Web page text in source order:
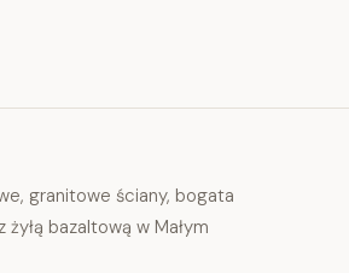
granitowe ściany, bogata
bazaltową w Małym